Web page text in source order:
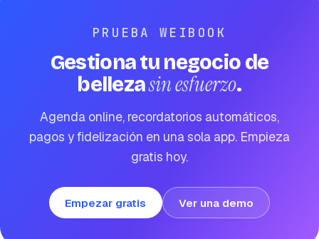
PRUEBA WEIBOOK
Gestiona tu negocio de
bellezasin esfuerzo.
Agenda online, recordatorios automáticos,
pagos y fidelización en una sola app. Empieza
gratis hoy.
Empezar gratis Ver una demo